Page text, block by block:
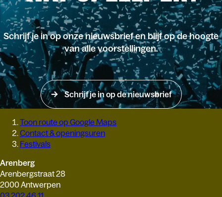
Schrijf je in op onze nieuwsbrief en blijf op de hoogte
van alle voorstellingen.
Schrijf je in op de nieuwsbrief
Toon route op Google Maps
Contact & openingsuren
Festivals
Arenberg
Arenbergstraat 28
2000 Antwerpen